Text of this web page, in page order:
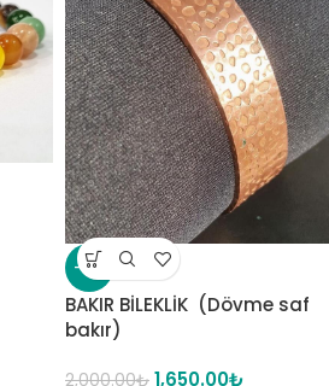
-18%
BAKIR BİLEKLİK (Dövme saf
bakır)
2,000.00₺ 1,650.00₺